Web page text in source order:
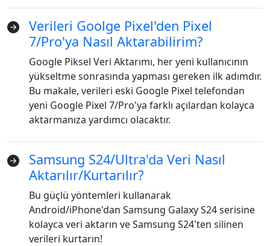
Verileri Goolge Pixel'den Pixel
7/Pro'ya Nasıl Aktarabilirim?
Google Piksel Veri Aktarımı, her yeni kullanıcının
yükseltme sonrasında yapması gereken ilk adımdır.
Bu makale, verileri eski Google Pixel telefondan
yeni Google Pixel 7/Pro'ya farklı açılardan kolayca
aktarmanıza yardımcı olacaktır.
Samsung S24/Ultra'da Veri Nasıl
Aktarılır/Kurtarılır?
Bu güçlü yöntemleri kullanarak
Android/iPhone'dan Samsung Galaxy S24 serisine
kolayca veri aktarın ve Samsung S24'ten silinen
verileri kurtarın!